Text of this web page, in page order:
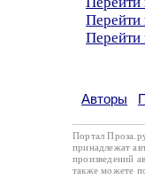
Перейти
Перейти
Авторы
Портал
принадлежат
произведений
также можете